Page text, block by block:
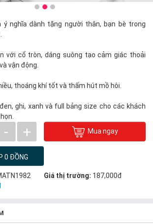
ý nghĩa dành tặng người thân, bạn bè trong
với cổ tròn, dáng suông tạo cảm giác thoải
vận động.
thoáng khí tốt và thấm hút mồ hôi.
ghi, xanh và full bảng size cho các khách
- + Mua ngay
0 ĐỒNG
Giá thị trường: 187,000đ